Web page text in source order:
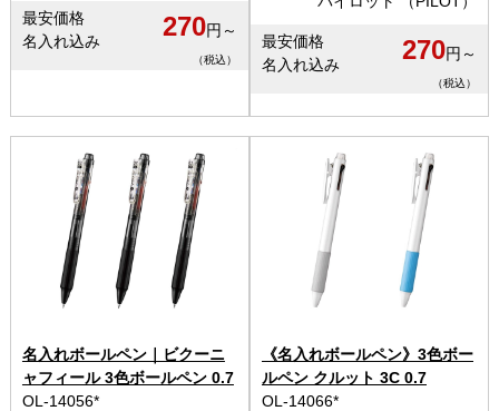
最安価格
名入れ込み
270円～
（税込）
最安価格
名入れ込み
270円～
（税込）
名入れボールペン｜ビクーニ
ャフィール 3色ボールペン 0.7
OL-14056*
《名入れボールペン》3色ボー
ルペン クルット 3C 0.7
OL-14066*